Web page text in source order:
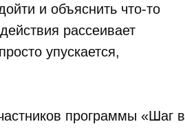
и объяснить что-то
рассеивает
упускается,
программы «Шаг в